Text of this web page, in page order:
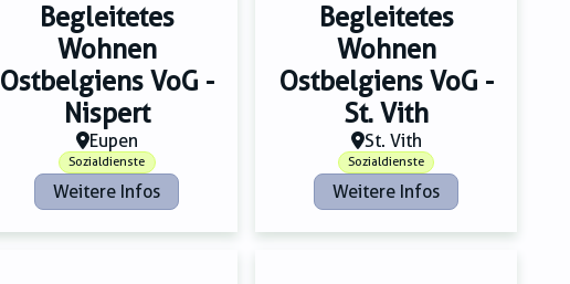
Begleitetes
Wohnen
Ostbelgiens VoG -
Nispert
Eupen
Sozialdienste
Weitere Infos
Begleitetes
Wohnen
Ostbelgiens VoG -
St. Vith
St. Vith
Sozialdienste
Weitere Infos